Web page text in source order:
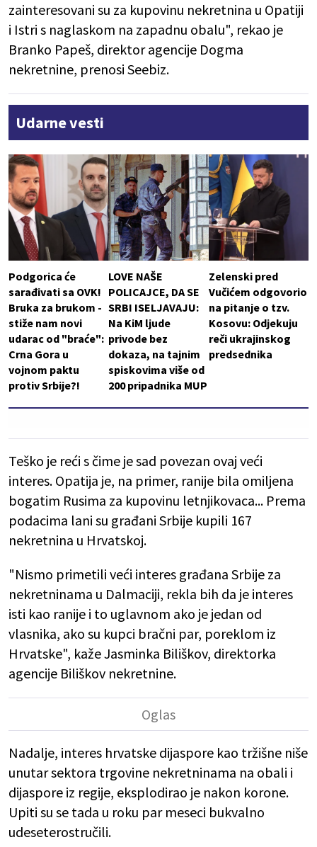
zainteresovani su za kupovinu nekretnina u Opatiji
i Istri s naglaskom na zapadnu obalu", rekao je
Branko Papeš, direktor agencije Dogma
nekretnine, prenosi Seebiz.
Udarne vesti
Podgorica će
sarađivati sa OVK!
Bruka za brukom -
stiže nam novi
udarac od "braće":
Crna Gora u
vojnom paktu
protiv Srbije?!
LOVE NAŠE
POLICAJCE, DA SE
SRBI ISELJAVAJU:
Na KiM ljude
privode bez
dokaza, na tajnim
spiskovima više od
200 pripadnika MUP
Zelenski pred
Vučićem odgovorio
na pitanje o tzv.
Kosovu: Odjekuju
reči ukrajinskog
predsednika
Teško je reći s čime je sad povezan ovaj veći
interes. Opatija je, na primer, ranije bila omiljena
bogatim Rusima za kupovinu letnjikovaca... Prema
podacima lani su građani Srbije kupili 167
nekretnina u Hrvatskoj.
"Nismo primetili veći interes građana Srbije za
nekretninama u Dalmaciji, rekla bih da je interes
isti kao ranije i to uglavnom ako je jedan od
vlasnika, ako su kupci bračni par, poreklom iz
Hrvatske", kaže Jasminka Biliškov, direktorka
agencije Biliškov nekretnine.
Nadalje, interes hrvatske dijaspore kao tržišne niše
unutar sektora trgovine nekretninama na obali i
dijaspore iz regije, eksplodirao je nakon korone.
Upiti su se tada u roku par meseci bukvalno
udeseterostručili.